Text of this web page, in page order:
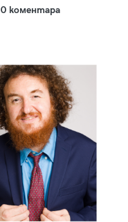
0 коментара